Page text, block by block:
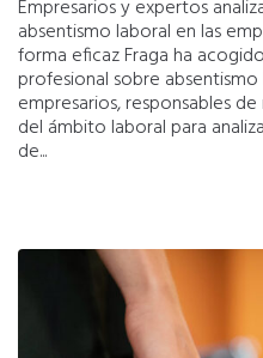
Empresarios y expertos
absentismo laboral en las
forma eficaz Fraga ha
profesional sobre
empresarios, responsables
del ámbito laboral para
de...